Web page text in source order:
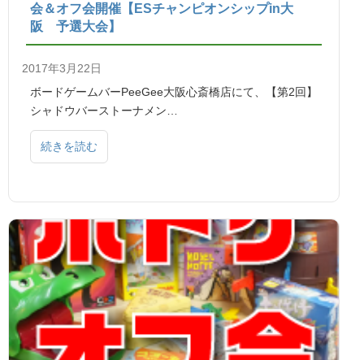
会＆オフ会開催【ESチャンピオンシップin大
阪 予選大会】
2017年3月22日
ボードゲームバーPeeGee大阪心斎橋店にて、【第2回】
シャドウバーストーナメン…
続きを読む